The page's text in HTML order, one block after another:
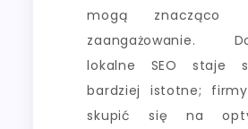
mogą znacząco
zaangażowanie.
lokalne SEO staje
bardziej istotne;
skupić się na